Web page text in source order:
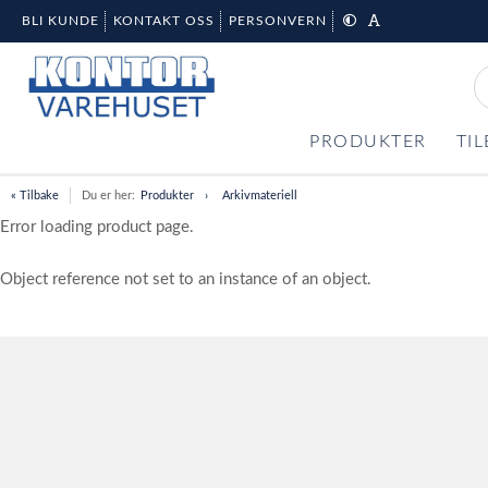
BLI KUNDE KONTAKT OSS PERSONVERN
PRODUKTER
« Tilbake Du er her: Produkter Arkivmateriell
Error loading product page.
Object reference not set to an instance of an object.